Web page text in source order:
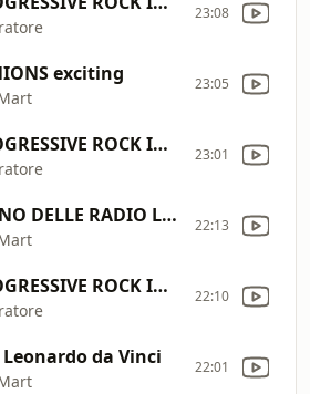
23:08
exciting 23:05
NEW PROGRESSIVE ROCK IN 2026 23:01
IL RITORNO DELLE RADIO LIBERE (Romanzo musicale radiofonico) 22:13
NEW PROGRESSIVE ROCK IN 2026 22:10
da Vinci 22:01